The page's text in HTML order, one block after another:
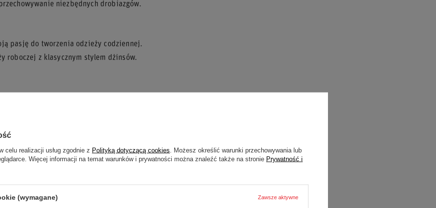
niezbędnych drobiazgów.
pasję do tworzenia odzieży codziennej.
roboczej z klasycznym stylem dżinsów.
tryb życia, którzy potrzebują odzieży
celu realizacji usług zgodnie z Polityką dotyczącą cookies . Możesz określić warunki przechowywania lub
Więcej informacji na temat warunków i prywatności można znaleźć także na stronie Prywatność i
(wymagane) Zawsze aktywne